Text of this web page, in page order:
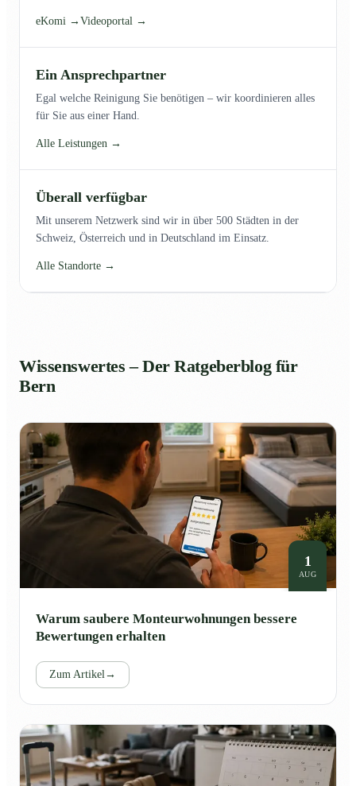
eKomi → Videoportal →
Ein Ansprechpartner
Egal welche Reinigung Sie benötigen – wir koordinieren alles
für Sie aus einer Hand.
Alle Leistungen →
Überall verfügbar
Mit unserem Netzwerk sind wir in über 500 Städten in der
Schweiz, Österreich und in Deutschland im Einsatz.
Alle Standorte →
Wissenswertes – Der Ratgeberblog für
Bern
1
AUG
Warum saubere Monteurwohnungen bessere
Bewertungen erhalten
Zum Artikel→